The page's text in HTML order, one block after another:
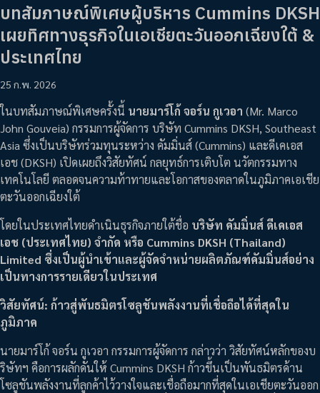
บทสัมภาษณ์พิเศษผู้บริหาร Cummins DKSH
เผยทิศทางธุรกิจในเอเชียตะวันออกเฉียงใต้ &
ประเทศไทย
25 ก.พ. 2026
ในบทสัมภาษณ์พิเศษครั้งนี้ นายมาร์โก้ จอร์น กูเวอา (Mr. Marco
John Gouveia) กรรมการผู้จัดการ บริษัท Cummins DKSH, Southeast
Asia ซึ่งเป็นบริษัทร่วมทุนระหว่าง คัมมิ่นส์ (Cummins) และดีเคเอส
เอช (DKSH) เปิดเผยถึงวิสัยทัศน์ กลยุทธ์การเติบโต นวัตกรรมทาง
เทคโนโลยี ตลอดจนความท้าทายและโอกาสของตลาดในภูมิภาคเอเชีย
ตะวันออกเฉียงใต้
โดยในประเทศไทยดำเนินธุรกิจภายใต้ชื่อ บริษัท คัมมิ่นส์ ดีเคเอส
เอช (ประเทศไทย) จำกัด หรือ Cummins DKSH (Thailand)
Limited ซึ่งเป็นผู้นำเข้าและผู้จัดจำหน่ายผลิตภัณฑ์คัมมิ่นส์อย่าง
เป็นทางการรายเดียวในประเทศ
วิสัยทัศน์: ก้าวสู่พันธมิตรโซลูชันพลังงานที่เชื่อถือได้ที่สุดใน
ภูมิภาค
นายมาร์โก้ จอร์น กูเวอา กรรมการผู้จัดการ กล่าวว่า วิสัยทัศน์หลักของบ
ริษัทฯ คือการผลักดันให้ Cummins DKSH ก้าวขึ้นเป็นพันธมิตรด้าน
โซลูชันพลังงานที่ลูกค้าไว้วางใจและเชื่อถือมากที่สุดในเอเชียตะวันออก